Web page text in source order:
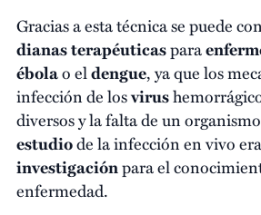
Gracias a esta técnica se puede
dianas terapéuticaspara
ébolao eldengue, ya que los
infección de losvirus
diversos y la falta de un
estudiode la infección en vivo
investigaciónpara el
enfermedad.